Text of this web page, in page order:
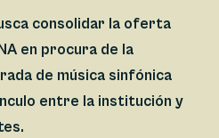
consolidar la oferta
en procura de la
de música sinfónica
entre la institución y